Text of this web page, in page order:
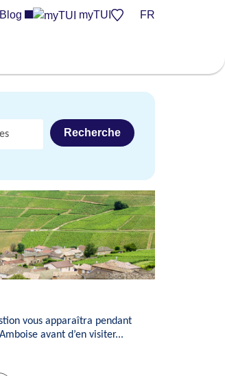
Blog myTUI FR
Recherche
vous apparaîtra pendant
avant d’en visiter...